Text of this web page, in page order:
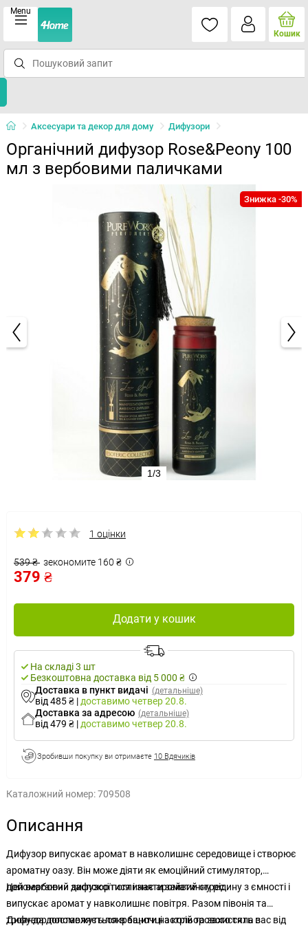
Menu
Кошик
Аксесуари та декор для дому Дифузори
Органічний дифузор Rose&Peony 100
мл з вербовими паличками
Знижка -30%
1/3
1 оцінки
539 ₴ зекономите 160 ₴
379 ₴
Додати у кошик
На складі 3 шт
Безкоштовна доставка від 5 000 ₴
Доставка в пункт видачі (детальніше)
від 485 ₴ | доставимочетвер 20.8.
Доставка за адресою (детальніше)
від 479 ₴ | доставимочетвер 20.8.
Зробивши покупку ви отримаєте 10 Вдячиків
Каталожний номер:709508
Описання
Дифузор випускає аромат в навколишнє середовище і створює
ароматну оазу. Він може діяти як емоційний стимулятор,
допомагаючи заспокоїтися і зняти зайвий стрес.
Цей вербовий дифузор поглинає ароматичну рідину з ємності і
випускає аромат у навколишнє повітря. Разом півонія та
троянда допоможуть покращити настрій та захистять вас від
Дифузор поставляється в баночці з кольорового скла з